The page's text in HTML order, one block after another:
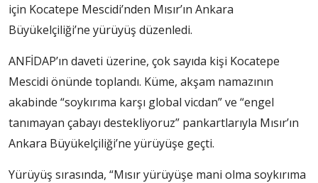
için Kocatepe Mescidi’nden Mısır’ın Ankara
Büyükelçiliği’ne yürüyüş düzenledi.
ANFİDAP’ın daveti üzerine, çok sayıda kişi Kocatepe
Mescidi önünde toplandı. Küme, akşam namazının
akabinde “soykırıma karşı global vicdan” ve “engel
tanımayan çabayı destekliyoruz” pankartlarıyla Mısır’ın
Ankara Büyükelçiliği’ne yürüyüşe geçti.
Yürüyüş sırasında, “Mısır yürüyüşe mani olma soykırıma